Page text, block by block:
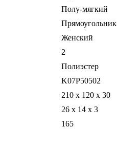
Полу-мягкий
Прямоугольник
Женский
2
Полиэстер
K07P50502
210 х 120 х 30
26 x 14 x 3
165